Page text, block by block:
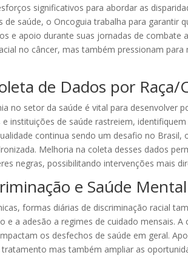
significativos para abordar as
saúde, o Oncoguia trabalha para garantir
e apoio durante suas jornadas de combate
no câncer, mas também pressionam
de Dados por Raça/
no setor da saúde é vital para desenvolver
instituições de saúde rastreiem,
continua sendo um desafio no
Melhoria na coleta desses dados
negras, possibilitando intervenções mais
e Saúde Mental
formas diárias de discriminação racial
e a adesão a regimes de cuidado mensais.
os desfechos de saúde em geral.
mas também ampliar as